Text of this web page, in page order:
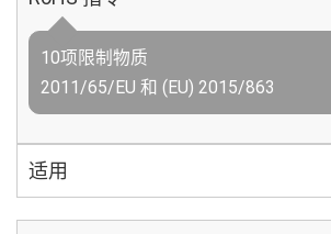
10项限制物质
2011/65/EU 和 (EU) 2015/863
适用